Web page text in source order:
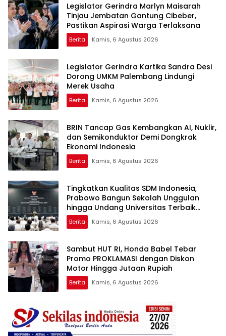
Legislator Gerindra Marlyn Maisarah
Tinjau Jembatan Gantung Cibeber,
Pastikan Aspirasi Warga Terlaksana
Berita Kamis, 6 Agustus 2026
Legislator Gerindra Kartika Sandra Desi
Dorong UMKM Palembang Lindungi
Merek Usaha
Berita Kamis, 6 Agustus 2026
BRIN Tancap Gas Kembangkan AI, Nuklir,
dan Semikonduktor Demi Dongkrak
Ekonomi Indonesia
Berita Kamis, 6 Agustus 2026
Tingkatkan Kualitas SDM Indonesia,
Prabowo Bangun Sekolah Unggulan
hingga Undang Universitas Terbaik
Dunia
Berita Kamis, 6 Agustus 2026
Sambut HUT RI, Honda Babel Tebar
Promo PROKLAMASI dengan Diskon
Motor Hingga Jutaan Rupiah
Berita Kamis, 6 Agustus 2026